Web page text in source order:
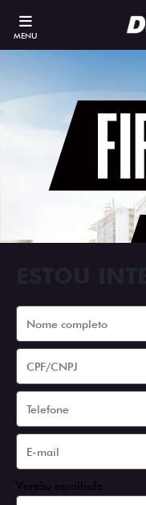
MENU
Versão escolhida